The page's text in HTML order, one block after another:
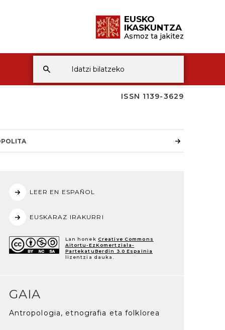
EUSKO
IKASKUNTZA
Asmoz ta jakitez
ISSN 1139-3629
LEER EN ESPAÑOL
EUSKARAZ IRAKURRI
Lan honek Creative Commons
Aitortu-EzKomertziala-
PartekatuBerdin 3.0 Espainia
lizentzia dauka.
GAIA
Antropologia, etnografia eta folklorea